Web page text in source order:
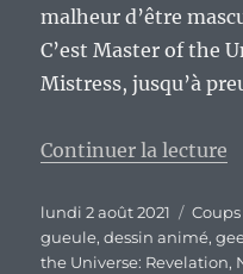
malheur d’être
C’est Master of the
Mistress, jusqu’à
Continuer la lecture
Publié
le
lundi 2 août 2021
gueule,dessin animé,
the Universe: Revelation,